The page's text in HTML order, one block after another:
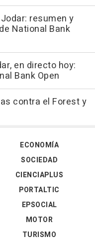
resumen y
National Bank
en directo hoy:
Bank Open
contra el Forest y
ECONOMÍA
SOCIEDAD
CIENCIAPLUS
PORTALTIC
EPSOCIAL
MOTOR
TURISMO